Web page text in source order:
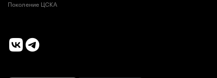
Поколение ЦСКА